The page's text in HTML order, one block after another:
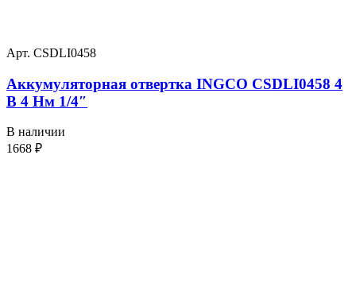
Арт. CSDLI0458
Аккумуляторная отвертка INGCO CSDLI0458 4
В 4 Нм 1/4″
В наличии
1668 ₽